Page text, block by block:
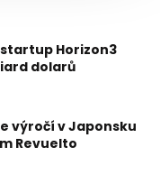
Horizon3
dolarů
výročí v Japonsku
Revuelto